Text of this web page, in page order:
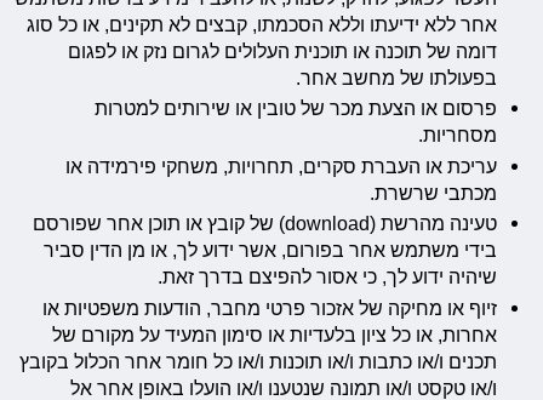
אחר ללא ידיעתו וללא הסכמתו, קבצים לא תקינים, או כל סוג
דומה של תוכנה או תוכנית העלולים לגרום נזק או לפגום
בפעולתו של מחשב אחר.
פרסום או הצעת מכר של טובין או שירותים למטרות
מסחריות.
עריכת או העברת סקרים, תחרויות, משחקי פירמידה או
מכתבי שרשרת.
טעינה מהרשת (download) של קובץ או תוכן אחר שפורסם
בידי משתמש אחר בפורום, אשר ידוע לך, או מן הדין סביר
שיהיה ידוע לך, כי אסור להפיצם בדרך זאת.
זיוף או מחיקה של אזכור פרטי מחבר, הודעות משפטיות או
אחרות, או כל ציון בלעדיות או סימון המעיד על מקורם של
תכנים ו/או כתבות ו/או תוכנות ו/או כל חומר אחר הכלול בקובץ
ו/או טקסט ו/או תמונה שנטענו ו/או הועלו באופן אחר אל